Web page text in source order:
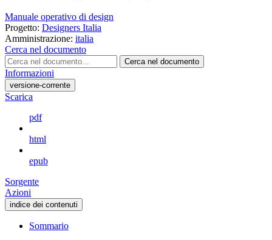
Manuale operativo di design
Progetto: Designers Italia
Amministrazione: italia
Cerca nel documento
Cerca nel documento
Informazioni
versione-corrente
Scarica
pdf
html
epub
Sorgente
Azioni
indice dei contenuti
Sommario